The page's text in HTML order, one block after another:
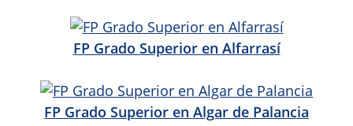
FP Grado Superior en Alfarrasí
FP Grado Superior en Algar de Palancia